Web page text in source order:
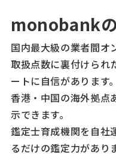
monobank
国内最大級の業者間オ
取扱点数に裏付けられ
ートに自信があります。
香港・中国の海外拠点
示できます。
鑑定士育成機関を自社
るだけの鑑定力があり